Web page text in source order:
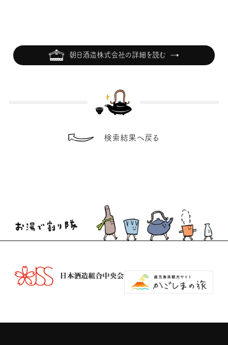
朝日酒造株式会社の詳細を読む
検索結果へ戻る